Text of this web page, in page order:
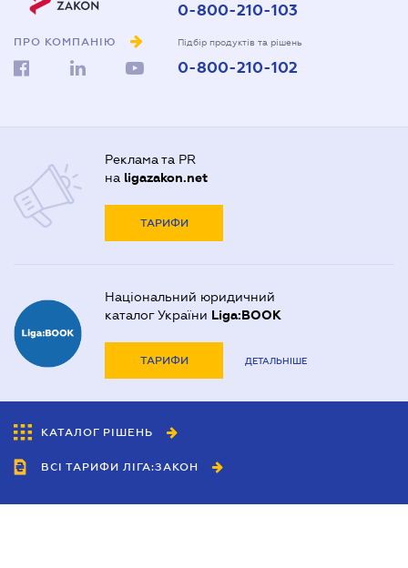
ПРО КОМПАНІЮ
0-800-210-103
Підбір продуктів та рішень
0-800-210-102
Реклама та PR
на ligazakon.net
ТАРИФИ
Національний юридичний
каталог України Liga:BOOK
ТАРИФИ ДЕТАЛЬНІШЕ
КАТАЛОГ РІШЕНЬ
ВСІ ТАРИФИ ЛІГА:ЗАКОН